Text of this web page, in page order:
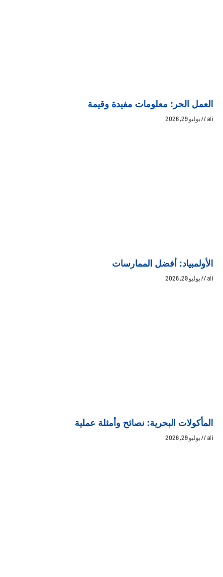
العمل الحر: معلومات مفيدة وقيمة
ali يوليو 29, 2026
الأولمبياد: أفضل الممارسات
ali يوليو 29, 2026
المأكولات البحرية: نصائح وأمثلة عملية
ali يوليو 29, 2026